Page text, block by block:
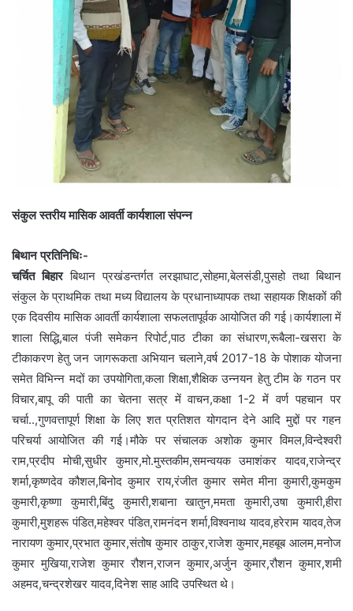
संकुल स्तरीय मासिक आवर्ती कार्यशाला संपन्न
बिथान प्रतिनिधिः-
चर्चित बिहारबिथान प्रखंडन्तर्गत लरझाघाट,सोहमा,बेलसंडी,पुसहो तथा बिथान
संकुल के प्राथमिक तथा मध्य विद्यालय के प्रधानाध्यापक तथा सहायक शिक्षकों की
एक दिवसीय मासिक आवर्ती कार्यशाला सफलतापूर्वक आयोजित की गई।कार्यशाला में
शाला सिद्धि,बाल पंजी समेकन रिपोर्ट,पाठ टीका का संधारण,रूबैला-खसरा के
टीकाकरण हेतु जन जागरूकता अभियान चलाने,वर्ष 2017-18 के पोशाक योजना
समेत विभिन्न मदों का उपयोगिता,कला शिक्षा,शैक्षिक उन्नयन हेतु टीम के गठन पर
विचार,बापू की पाती का चेतना सत्र में वाचन,कक्षा 1-2 में वर्ण पहचान पर
चर्चा..,गुणवत्तापूर्ण शिक्षा के लिए शत प्रतिशत योगदान देने आदि मुद्दों पर गहन
परिचर्या आयोजित की गई।मौके पर संचालक अशोक कुमार विमल,विन्देश्वरी
राम,प्रदीप मोची,सुधीर कुमार,मो.मुस्तकीम,समन्वयक उमाशंकर यादव,राजेन्द्र
शर्मा,कृष्णदेव कौशल,बिनोद कुमार राय,रंजीत कुमार समेत मीना कुमारी,कुमकुम
कुमारी,कृष्णा कुमारी,बिंदु कुमारी,शबाना खातुन,ममता कुमारी,उषा कुमारी,हीरा
कुमारी,मुशहरू पंडित,महेश्वर पंडित,रामनंदन शर्मा,विश्वनाथ यादव,हरेराम यादव,तेज
नारायण कुमार,प्रभात कुमार,संतोष कुमार ठाकुर,राजेश कुमार,महबूब आलम,मनोज
कुमार मुखिया,राजेश कुमार रौशन,राजन कुमार,अर्जुन कुमार,रौशन कुमार,शमी
अहमद,चन्द्रशेखर यादव,दिनेश साह आदि उपस्थित थे।